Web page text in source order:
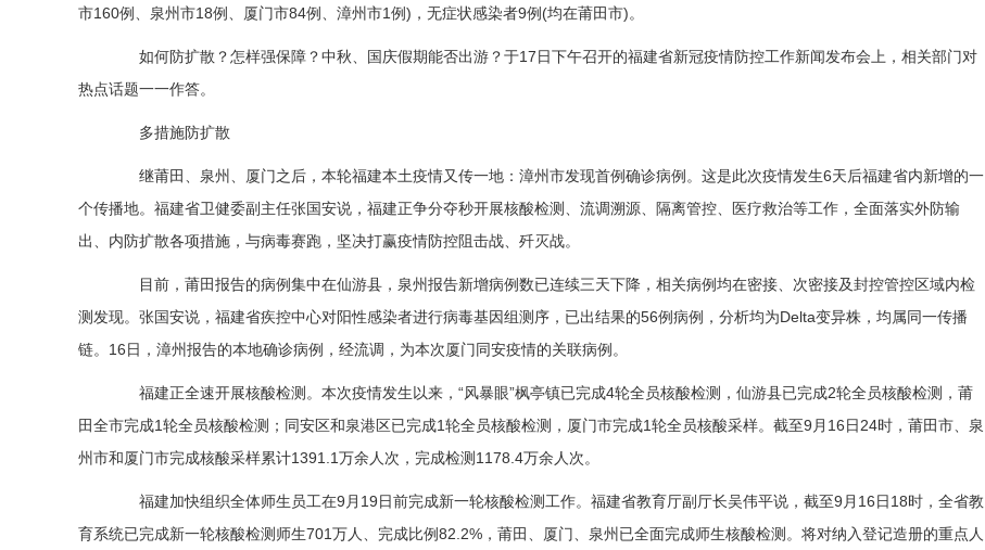
市160例、泉州市18例、厦门市84例、漳州市1例)，无症状感染者9例(均在莆田市)。
如何防扩散？怎样强保障？中秋、国庆假期能否出游？于17日下午召开的福建省新冠疫情防控工作新闻发布会上，相关部门对
热点话题一一作答。
多措施防扩散
继莆田、泉州、厦门之后，本轮福建本土疫情又传一地：漳州市发现首例确诊病例。这是此次疫情发生6天后福建省内新增的一
个传播地。福建省卫健委副主任张国安说，福建正争分夺秒开展核酸检测、流调溯源、隔离管控、医疗救治等工作，全面落实外防输
出、内防扩散各项措施，与病毒赛跑，坚决打赢疫情防控阻击战、歼灭战。
目前，莆田报告的病例集中在仙游县，泉州报告新增病例数已连续三天下降，相关病例均在密接、次密接及封控管控区域内检
测发现。张国安说，福建省疾控中心对阳性感染者进行病毒基因组测序，已出结果的56例病例，分析均为Delta变异株，均属同一传播
链。16日，漳州报告的本地确诊病例，经流调，为本次厦门同安疫情的关联病例。
福建正全速开展核酸检测。本次疫情发生以来，“风暴眼”枫亭镇已完成4轮全员核酸检测，仙游县已完成2轮全员核酸检测，莆
田全市完成1轮全员核酸检测；同安区和泉港区已完成1轮全员核酸检测，厦门市完成1轮全员核酸采样。截至9月16日24时，莆田市、泉
州市和厦门市完成核酸采样累计1391.1万余人次，完成检测1178.4万余人次。
福建加快组织全体师生员工在9月19日前完成新一轮核酸检测工作。福建省教育厅副厅长吴伟平说，截至9月16日18时，全省教
育系统已完成新一轮核酸检测师生701万人、完成比例82.2%，莆田、厦门、泉州已全面完成师生核酸检测。将对纳入登记造册的重点人